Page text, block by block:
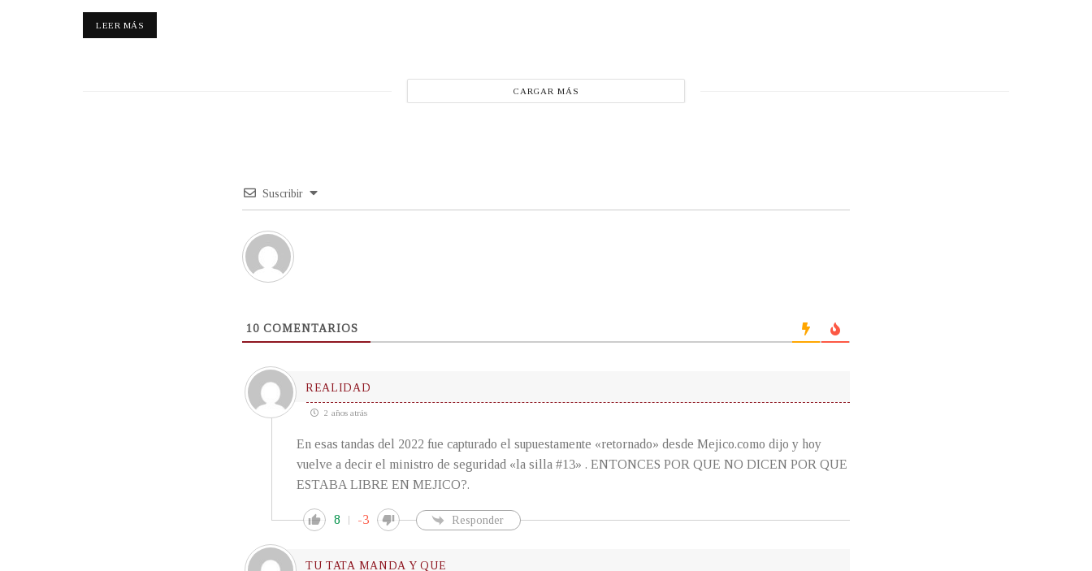
LEER MÁS
CARGAR MÁS
Suscribir
10 COMENTARIOS
REALIDAD
2 años atrás
En esas tandas del 2022 fue capturado el supuestamente «retornado» desde Mejico.como dijo y hoy
vuelve a decir el ministro de seguridad «la silla #13» . ENTONCES POR QUE NO DICEN POR QUE
ESTABA LIBRE EN MEJICO?.
8 -3 Responder
TU TATA MANDA Y QUE